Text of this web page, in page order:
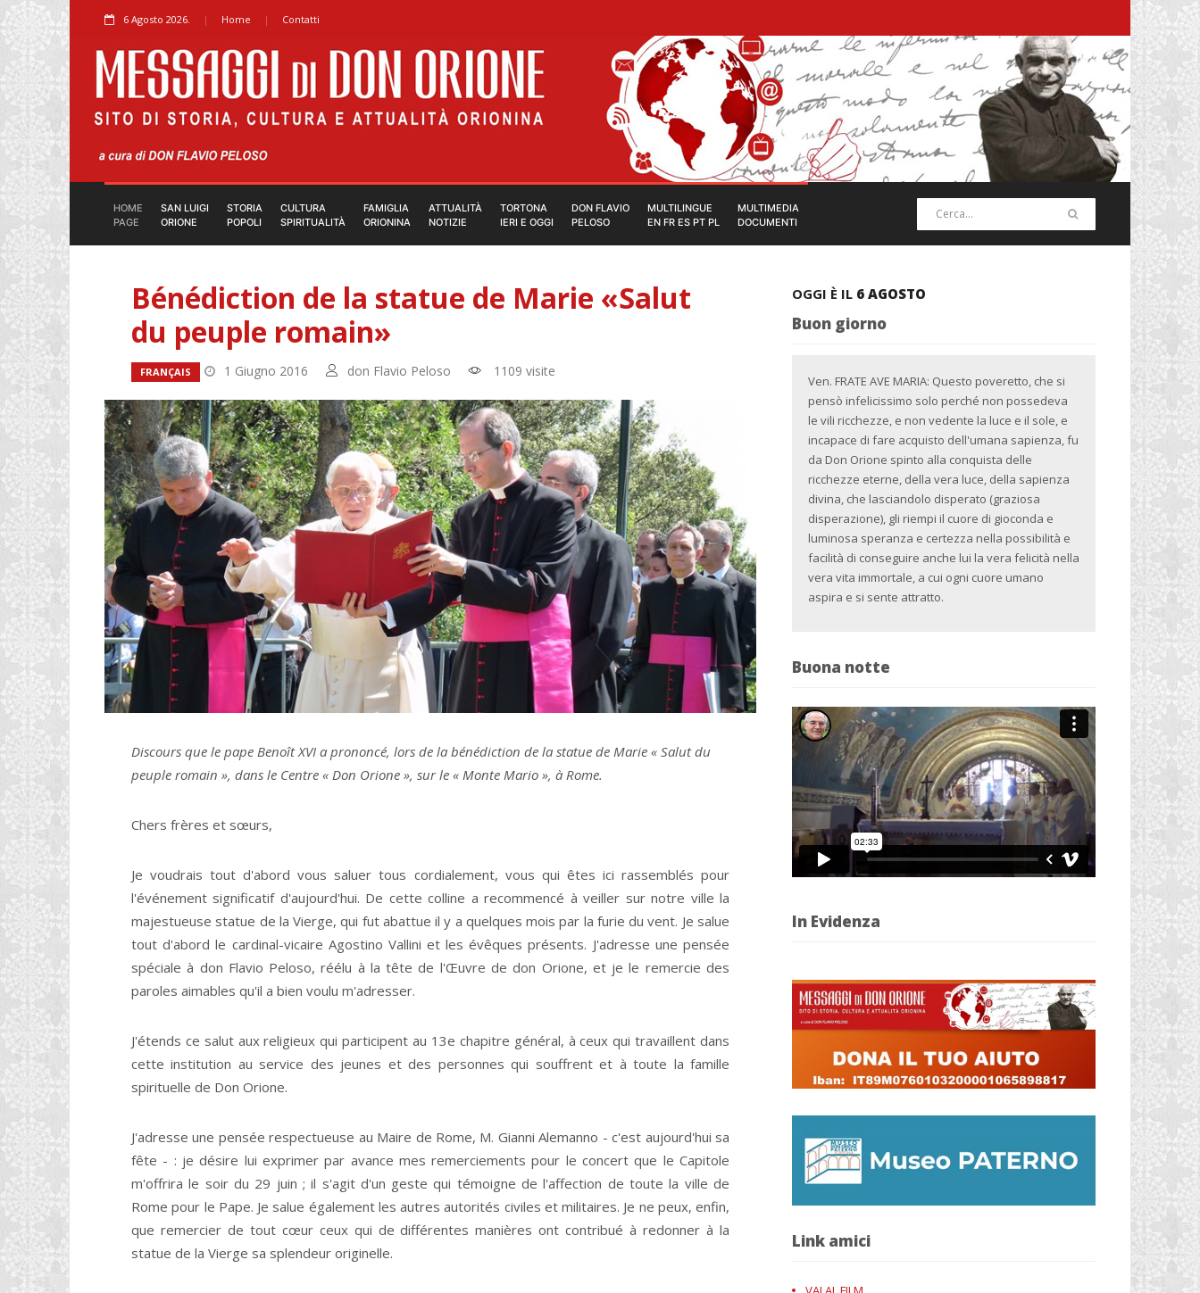
6 Agosto 2026. Home Contatti
HOME
PAGE
SAN LUIGI
ORIONE
STORIA
POPOLI
CULTURA
SPIRITUALITÀ
FAMIGLIA
ORIONINA
ATTUALITÀ
NOTIZIE
TORTONA
IERI E OGGI
DON FLAVIO
PELOSO
MULTILINGUE
EN FR ES PT PL
MULTIMEDIA
DOCUMENTI
Bénédiction de la statue de Marie «Salut
du peuple romain»
FRANÇAIS 1 Giugno 2016 don Flavio Peloso 1109 visite
Discours que le pape Benoît XVI a prononcé, lors de la bénédiction de la statue de Marie « Salut du
peuple romain », dans le Centre « Don Orione », sur le « Monte Mario », à Rome.
Chers frères et sœurs,
Je voudrais tout d'abord vous saluer tous cordialement, vous qui êtes ici rassemblés pour
l'événement significatif d'aujourd'hui. De cette colline a recommencé à veiller sur notre ville la
majestueuse statue de la Vierge, qui fut abattue il y a quelques mois par la furie du vent. Je salue
tout d'abord le cardinal-vicaire Agostino Vallini et les évêques présents. J'adresse une pensée
spéciale à don Flavio Peloso, réélu à la tête de l'Œuvre de don Orione, et je le remercie des
paroles aimables qu'il a bien voulu m'adresser.
J'étends ce salut aux religieux qui participent au 13e chapitre général, à ceux qui travaillent dans
cette institution au service des jeunes et des personnes qui souffrent et à toute la famille
spirituelle de Don Orione.
J'adresse une pensée respectueuse au Maire de Rome, M. Gianni Alemanno - c'est aujourd'hui sa
fête - : je désire lui exprimer par avance mes remerciements pour le concert que le Capitole
m'offrira le soir du 29 juin ; il s'agit d'un geste qui témoigne de l'affection de toute la ville de
Rome pour le Pape. Je salue également les autres autorités civiles et militaires. Je ne peux, enfin,
que remercier de tout cœur ceux qui de différentes manières ont contribué à redonner à la
statue de la Vierge sa splendeur originelle.
OGGI È IL 6 AGOSTO
Buon giorno
Ven. FRATE AVE MARIA: Questo poveretto, che si
pensò infelicissimo solo perché non possedeva
le vili ricchezze, e non vedente la luce e il sole, e
incapace di fare acquisto dell'umana sapienza, fu
da Don Orione spinto alla conquista delle
ricchezze eterne, della vera luce, della sapienza
divina, che lasciandolo disperato (graziosa
disperazione), gli riempi il cuore di gioconda e
luminosa speranza e certezza nella possibilità e
facilità di conseguire anche lui la vera felicità nella
vera vita immortale, a cui ogni cuore umano
aspira e si sente attratto.
Buona notte
In Evidenza
Link amici